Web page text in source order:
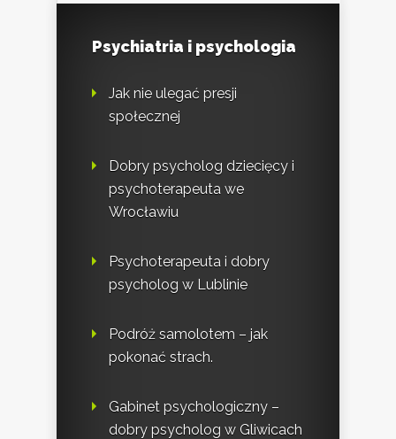
Psychiatria i psychologia
Jak nie ulegać presji
społecznej
Dobry psycholog dziecięcy i
psychoterapeuta we
Wrocławiu
Psychoterapeuta i dobry
psycholog w Lublinie
Podróż samolotem – jak
pokonać strach.
Gabinet psychologiczny –
dobry psycholog w Gliwicach